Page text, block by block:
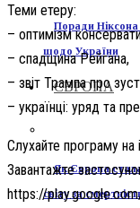
Поради Ніксона
щодо України
ЄВРОПА
Як Європа
світу за
Теми етеру:
– оптимізм
– спадщина Рейгана,
– звіт Трампа про
– українці: уряд та
Слухайте програму
Завантажте
https://